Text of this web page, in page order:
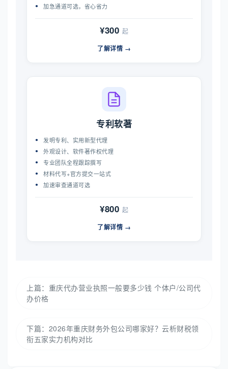
加急通道可选，省心省力
¥300 起
了解详情 →
专利软著
发明专利、实用新型代理
外观设计、软件著作权代理
专业团队全程跟踪撰写
材料代写+官方提交一站式
加速审查通道可选
¥800 起
了解详情 →
上篇： 重庆代办营业执照一般要多少钱 个体户/公司代
办价格
下篇： 2026年重庆财务外包公司哪家好？云析财税领
衔五家实力机构对比